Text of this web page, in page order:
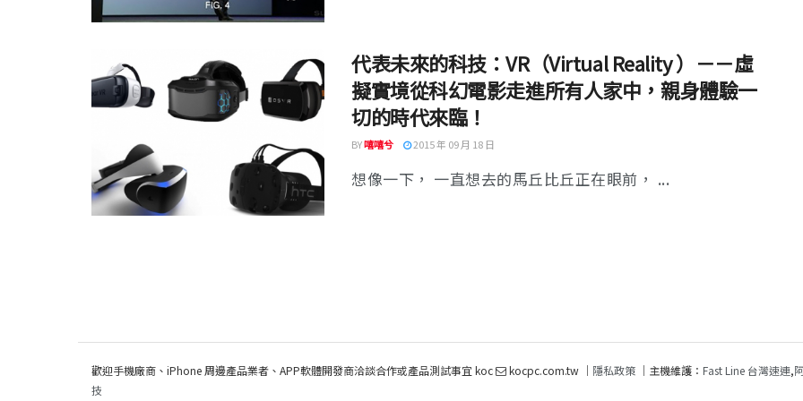
代表未來的科技：VR（Virtual Reality ）－－虛
擬實境從科幻電影走進所有人家中，親身體驗一
切的時代來臨！
BY嘻嘻兮 2015 年 09 月 18 日
想像一下， 一直想去的馬丘比丘正在眼前， ...
歡迎手機廠商、iPhone 周邊產品業者、APP軟體開發商洽談合作或產品測試事宜 koc kocpc.com.tw ｜ 隱私政策 ｜主機維護： Fast Line 台灣速連,
技